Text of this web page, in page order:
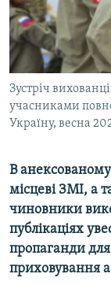
СВІДЧЕННЯ
УКРАЇНСЬКА
ІНФОГРАФІКА
Qırımtatar
ДОЛУЧАЙСЯ!
Зустріч
учасниками
Україну, весна
В
місцеві ЗМІ, а
чиновники
публікаціях
пропаганди для
приховування